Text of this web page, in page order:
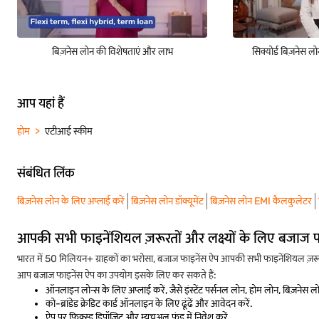
बिज़नेस लोन की विशेषताएं और लाभ सिक्योर्ड बिज़नेस
आप यहां हैं
होम एटीआई स्कीम
संबंधित लिंक
बिज़नेस लोन के लिए अप्लाई करें बिज़नेस लोन डॉक्यूमेंट बिज़नेस लोन EMI कैलकुलेटर
आपकी सभी फाइनेंशियल ज़रूरतों और लक्ष्यों के लिए बजाज
भारत में 50 मिलियन+ ग्राहकों का भरोसा, बजाज फाइनेंस ऐप आपकी सभी फाइनेंशियल
आप बजाज फाइनेंस ऐप का उपयोग इसके लिए कर सकते हैं:
ऑनलाइन लोन्स के लिए अप्लाई करें, जैसे इंस्टेंट पर्सनल लोन, होम लोन, बिज़नेस
को-ब्रांडेड क्रेडिट कार्ड ऑनलाइन के लिए ढूंढें और आवेदन करें.